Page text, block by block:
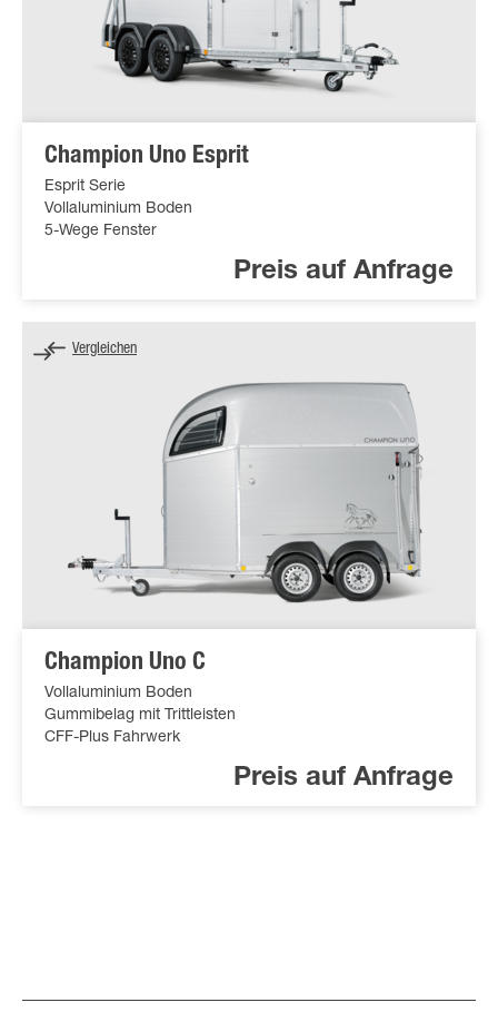
Champion Uno Esprit
Esprit Serie
Vollaluminium Boden
5-Wege Fenster
Preis auf Anfrage
Champion Uno C
Vollaluminium Boden
Gummibelag mit Trittleisten
CFF-Plus Fahrwerk
Preis auf Anfrage
Vergleichen